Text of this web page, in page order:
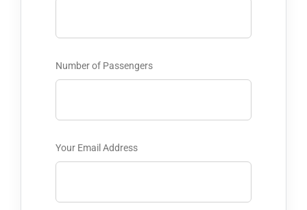
Number of Passengers
Your Email Address